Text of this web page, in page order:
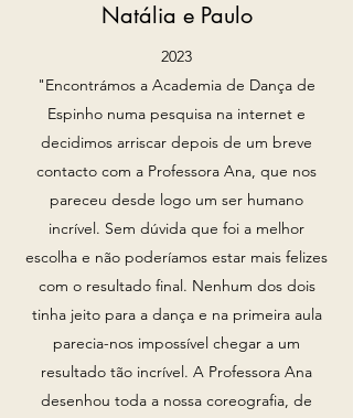
Natália e Paulo
2023
"Encontrámos a Academia de Dança de
Espinho numa pesquisa na internet e
decidimos arriscar depois de um breve
contacto com a Professora Ana, que nos
pareceu desde logo um ser humano
incrível. Sem dúvida que foi a melhor
escolha e não poderíamos estar mais felizes
com o resultado final. Nenhum dos dois
tinha jeito para a dança e na primeira aula
parecia-nos impossível chegar a um
resultado tão incrível. A Professora Ana
desenhou toda a nossa coreografia, de